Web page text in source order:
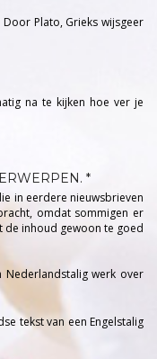
Plato, Grieks wijsgeer
na te kijken hoe ver je
*
in eerdere nieuwsbrieven
omdat sommigen er
inhoud gewoon te goed
werk over
tekst van een Engelstalig